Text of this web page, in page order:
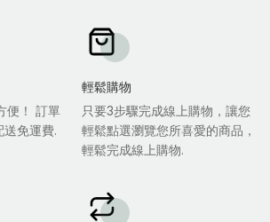
便！ 訂單
免運費.
輕鬆購物
只要3步驟完成線上購物，讓您
輕鬆點選瀏覽您所喜愛的商品，
輕鬆完成線上購物.